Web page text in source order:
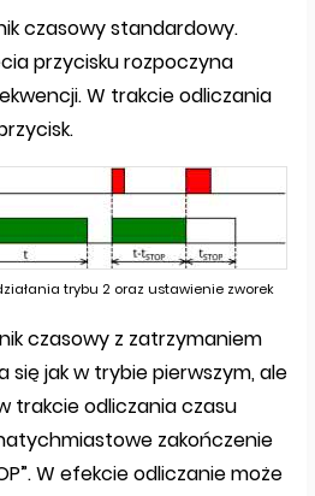
czasowy standardowy.
przycisku rozpoczyna
W trakcie odliczania
trybu 2 oraz ustawienie zworek
czasowy z zatrzymaniem
się jak w trybie pierwszym, ale
trakcie odliczania czasu
zakończenie
W efekcie odliczanie może